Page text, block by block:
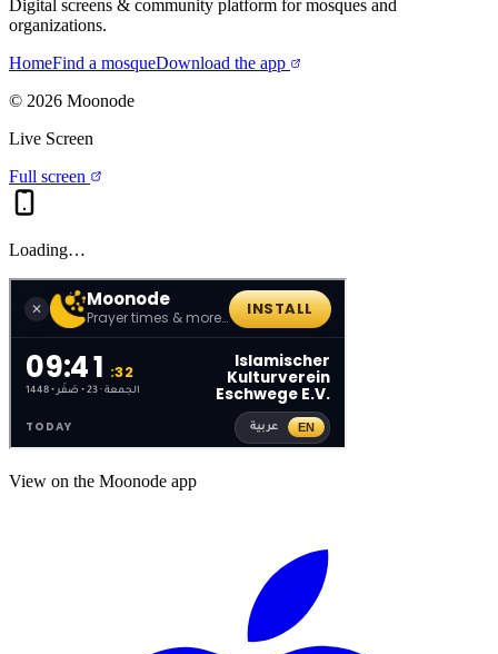
Digital screens & community platform for mosques and
organizations.
HomeFind a mosqueDownload the app
© 2026 Moonode
Live Screen
Full screen
Loading…
View on the Moonode app